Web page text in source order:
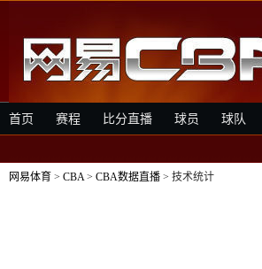
首页 赛程 比分直播 球员 球队
网易体育 > CBA> CBA数据直播 > 技术统计